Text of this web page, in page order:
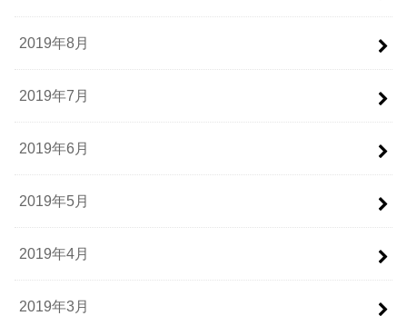
2019年8月
2019年7月
2019年6月
2019年5月
2019年4月
2019年3月